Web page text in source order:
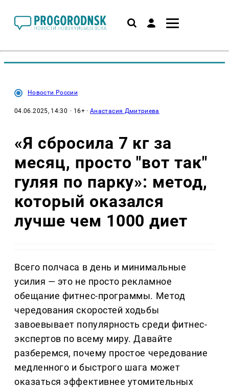
Новости России
04.06.2025, 14:30 · 16+ ·Анастасия Дмитриева
«Я сбросила 7 кг за
месяц, просто "вот так"
гуляя по парку»: метод,
который оказался
лучше чем 1000 диет
Всего полчаса в день и минимальные
усилия — это не просто рекламное
обещание фитнес-программы. Метод
чередования скоростей ходьбы
завоевывает популярность среди фитнес-
экспертов по всему миру. Давайте
разберемся, почему простое чередование
медленного и быстрого шага может
оказаться эффективнее утомительных